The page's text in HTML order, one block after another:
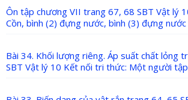
Ôn tập chương VII trang 67, 68 SBT Vật lý
Cồn, bình (2) đựng nước, bình (3) đựng nước
Bài 34. Khối lượng riêng. Áp suất chất lỏng
SBT Vật lý 10 Kết nối tri thức: Một người tập